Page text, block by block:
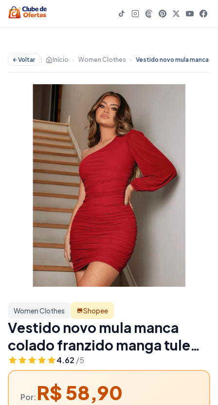
Voltar Início › Women Clothes ›
Women Clothes Shopee
Vestido novo mula manca
colado franzido manga tule
empina bumbum coleção
festas | Women Clothes
4.62 /5
Por: R$ 58,90